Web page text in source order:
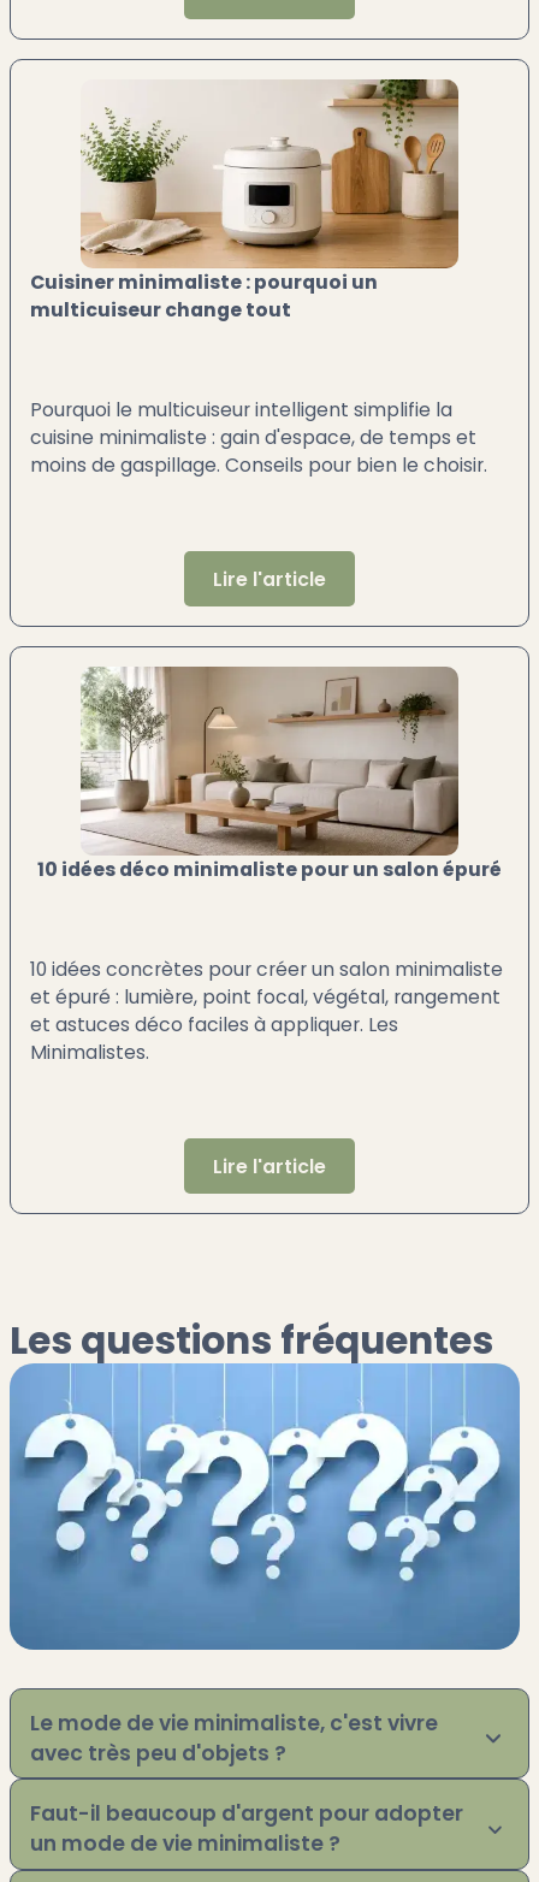
Cuisiner minimaliste : pourquoi un
multicuiseur change tout
Pourquoi le multicuiseur intelligent simplifie la
cuisine minimaliste : gain d'espace, de temps et
moins de gaspillage. Conseils pour bien le choisir.
Lire l'article
10 idées déco minimaliste pour un salon épuré
10 idées concrètes pour créer un salon minimaliste
et épuré : lumière, point focal, végétal, rangement
et astuces déco faciles à appliquer. Les
Minimalistes.
Lire l'article
Les questions fréquentes
Le mode de vie minimaliste, c'est vivre
avec très peu d'objets ?
Faut-il beaucoup d'argent pour adopter
un mode de vie minimaliste ?